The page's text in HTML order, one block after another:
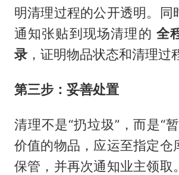
明清理过程的公开透明。同
通知张贴到现场清理的 全
录，证明物品状态和清理过
第三步：妥善处置
清理不是“扔垃圾”，而是“
价值的物品，应运至指定仓
保管，并再次通知业主领取